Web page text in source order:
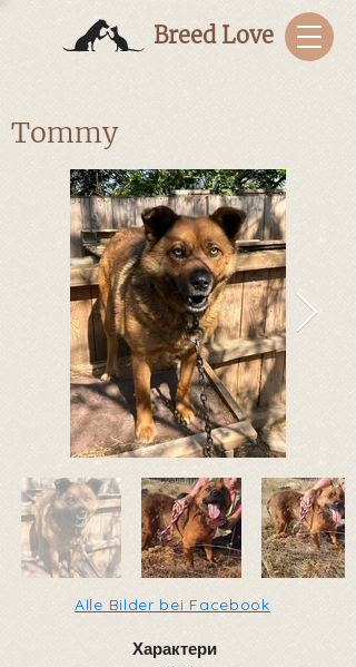
Breed Love
Tommy
Alle Bilder bei Facebook
Характери